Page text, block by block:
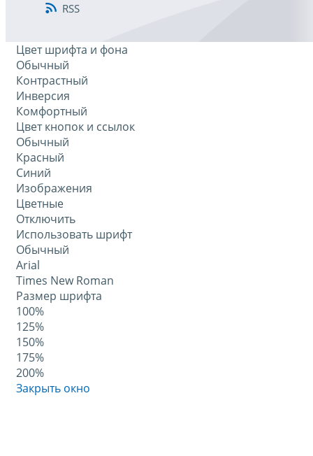
RSS
Цвет шрифта и фона
Обычный
Контрастный
Инверсия
Комфортный
Цвет кнопок и ссылок
Обычный
Красный
Синий
Изображения
Цветные
Отключить
Использовать шрифт
Обычный
Arial
Times New Roman
Размер шрифта
100%
125%
150%
175%
200%
Закрыть окно